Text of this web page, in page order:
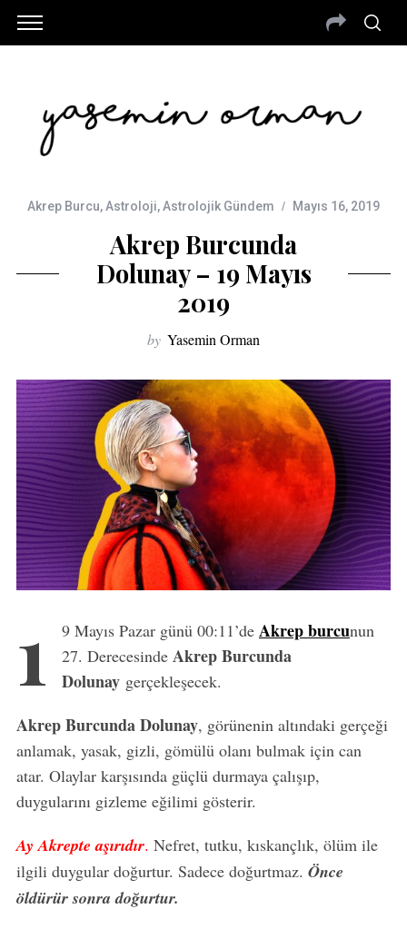
Akrep Burcu,Astroloji,Astrolojik Gündem Mayıs 16, 2019
Akrep Burcunda
Dolunay – 19 Mayıs
2019
by Yasemin Orman
1 9 Mayıs Pazar günü 00:11’de Akrep burcunun
27. Derecesinde Akrep Burcunda
Dolunaygerçekleşecek.
Akrep Burcunda Dolunay, görünenin altındaki gerçeği
anlamak, yasak, gizli, gömülü olanı bulmak için can
atar. Olaylar karşısında güçlü durmaya çalışıp,
duygularını gizleme eğilimi gösterir.
Ay Akrepte aşırıdır. Nefret, tutku, kıskançlık, ölüm ile
ilgili duygular doğurtur. Sadece doğurtmaz. Önce
öldürür sonra doğurtur.